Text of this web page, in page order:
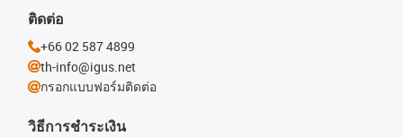
วิธีการชำระเงิน
ติดต่อ
+66 02 587 4899
th-info@igus.net
กรอกแบบฟอร์มติดต่อ